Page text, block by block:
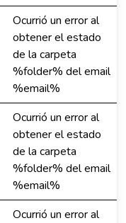
Ocurrió un error al
obtener el estado
de la carpeta
%folder% del email
%email%
Ocurrió un error al
obtener el estado
de la carpeta
%folder% del email
%email%
Ocurrió un error al